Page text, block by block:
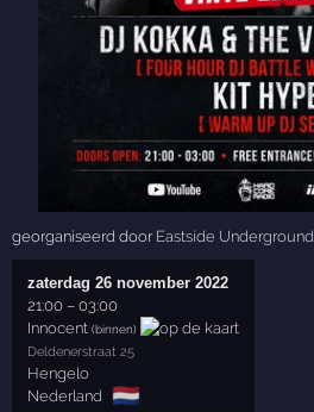
georganiseerd door Eastside Underground
zaterdag 26 november 2022
21:00 –03:00
Innocent (binnen)
Deldenerstraat 25
Hengelo
Nederland
🇳🇱